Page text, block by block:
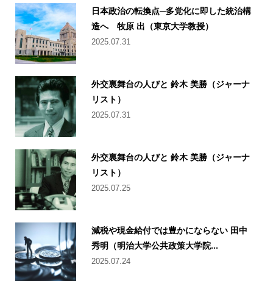
日本政治の転換点─多党化に即した統治構
造へ 牧原 出（東京大学教授）
2025.07.31
外交裏舞台の人びと 鈴木 美勝（ジャーナ
リスト）
2025.07.31
外交裏舞台の人びと 鈴木 美勝（ジャーナ
リスト）
2025.07.25
減税や現金給付では豊かにならない 田中
秀明（明治大学公共政策大学院...
2025.07.24